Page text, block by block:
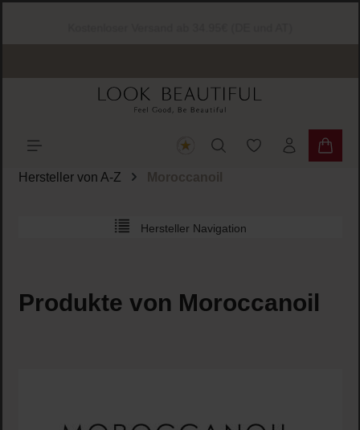
Du hast 0
Hersteller von A-Z Moroccanoil
Hersteller Navigation
Produkte von Moroccanoil